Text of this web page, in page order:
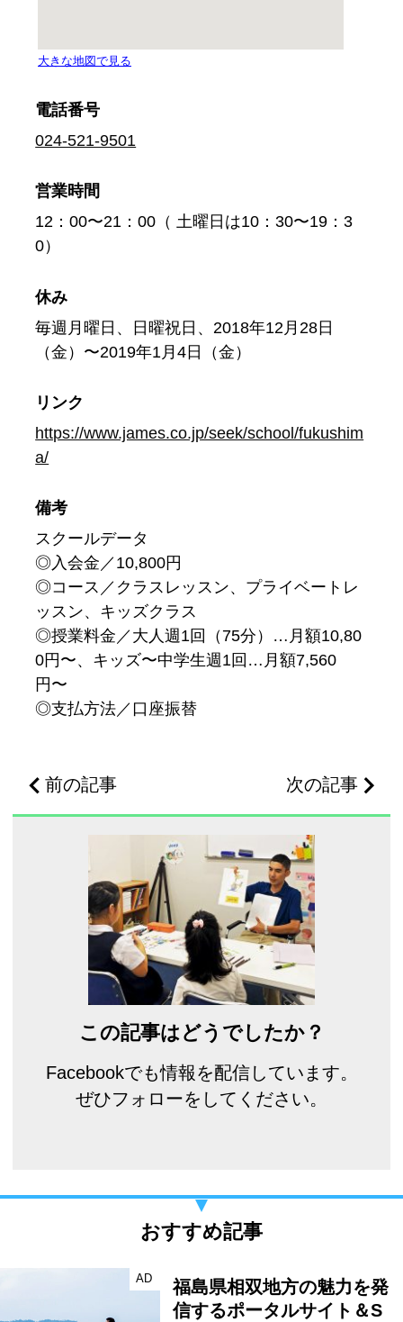
電話番号
024-521-9501
営業時間
12：00〜21：00（ 土曜日は10：30〜19：3
0）
休み
毎週月曜日、日曜祝日、2018年12月28日
（金）〜2019年1月4日（金）
リンク
https://www.james.co.jp/seek/school/fukushim
a/
備考
スクールデータ
◎入会金／10,800円
◎コース／クラスレッスン、プライベートレ
ッスン、キッズクラス
◎授業料金／大人週1回（75分）…月額10,80
0円〜、キッズ〜中学生週1回…月額7,560
円〜
◎支払方法／口座振替
前の記事 次の記事
この記事はどうでしたか？
Facebookでも情報を配信しています。
ぜひフォローをしてください。
おすすめ記事
AD
福島県相双地方の魅力を発
信するポータルサイト＆S